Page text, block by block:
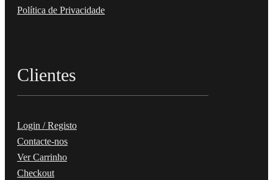
Política de Privacidade
Clientes
Login / Registo
Contacte-nos
Ver Carrinho
Checkout